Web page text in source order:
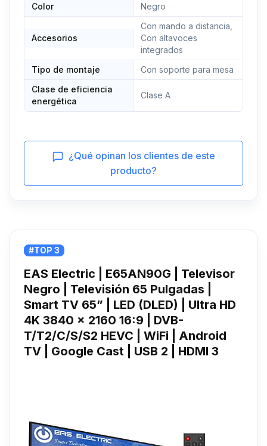
Color Negro
Accesorios
Con mando a distancia,
Con altavoces
integrados
Tipo de montaje
Con soporte para mesa
Clase de eficiencia
energética
Clase A
¿Qué opinan los clientes de este
producto?
#TOP 3
EAS Electric | E65AN90G | Televisor
Negro | Televisión 65 Pulgadas |
Smart TV 65” | LED (DLED) | Ultra HD
4K 3840 x 2160 16:9 | DVB-
T/T2/C/S/S2 HEVC | WiFi | Android
TV | Google Cast | USB 2 | HDMI 3